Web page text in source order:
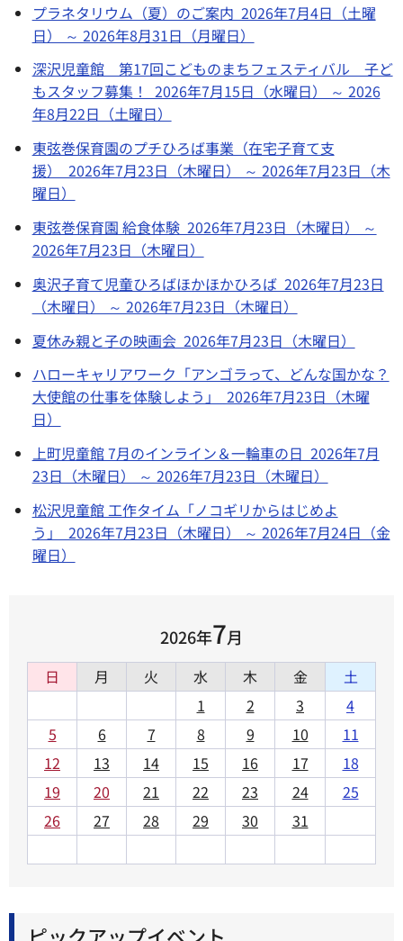
プラネタリウム（夏）のご案内 2026年7月4日（土曜
日） ～ 2026年8月31日（月曜日）
深沢児童館 第17回こどものまちフェスティバル 子ど
もスタッフ募集！ 2026年7月15日（水曜日） ～ 2026
年8月22日（土曜日）
東弦巻保育園のプチひろば事業（在宅子育て支
援） 2026年7月23日（木曜日） ～ 2026年7月23日（木
曜日）
東弦巻保育園 給食体験 2026年7月23日（木曜日） ～
2026年7月23日（木曜日）
奥沢子育て児童ひろばほかほかひろば 2026年7月23日
（木曜日） ～ 2026年7月23日（木曜日）
夏休み親と子の映画会 2026年7月23日（木曜日）
ハローキャリアワーク「アンゴラって、どんな国かな？
大使館の仕事を体験しよう」 2026年7月23日（木曜
日）
上町児童館 7月のインライン＆一輪車の日 2026年7月
23日（木曜日） ～ 2026年7月23日（木曜日）
松沢児童館 工作タイム「ノコギリからはじめよ
う」 2026年7月23日（木曜日） ～ 2026年7月24日（金
曜日）
2026年7月
日 月 火 水 木 金
土
1
2 3
4
5
6 7 8 9 10
11
12
13 14 15 16 17
18
19
20 21 22 23 24
25
26
27 28 29 30 31